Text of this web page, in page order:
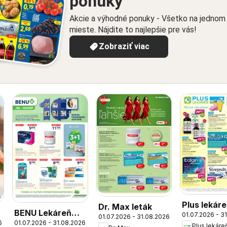
Akcie a výhodné ponuky - Všetko na jednom
mieste. Nájdite to najlepšie pre vás!
Zobraziť viac
BENU Lekáreň
leták
01.07.2026 - 31.08.2026
Dr. Max leták
01.07.2026 - 31.08.2026
Plus
leták
01.07.2026 -